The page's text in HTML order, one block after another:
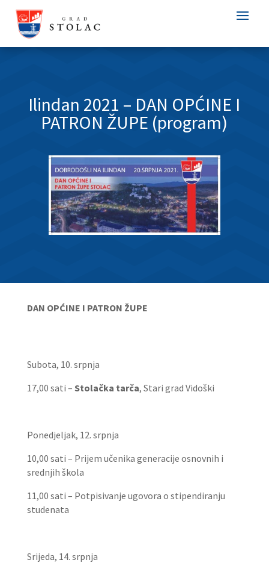
Ilindan 2021 – DAN OPĆINE I
PATRON ŽUPE (program)
DAN OPĆINE I PATRON ŽUPE
Subota, 10. srpnja
17,00 sati – Stolačka tarča, Stari grad Vidoški
Ponedjeljak, 12. srpnja
10,00 sati – Prijem učenika generacije osnovnih i
srednjih škola
11,00 sati – Potpisivanje ugovora o stipendiranju
studenata
Srijeda, 14. srpnja